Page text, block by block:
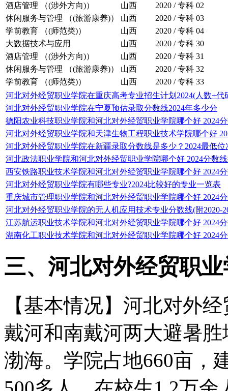
酒店管理 （(涉外方向)）
山西 2020 / 专科 02
休闲服务与管理 （(旅游康养)）
山西 2020 / 专科 03
学前教育 （(师范类)）
山西 2020 / 专科 04
大数据技术与应用
山西 2020 / 专科 30
酒店管理 （(涉外方向)）
山西 2020 / 专科 31
休闲服务与管理 （(旅游康养)）
山西 2020 / 专科 32
学前教育 （(师范类)）
山西 2020 / 专科 33
河北对外经贸职业学院在重庆高考专业招生计划2024(人数+代
河北对外经贸职业学院在宁夏预估录取分数线2024年多少分
德阳农业科技职业学院和河北对外经贸职业学院哪个好 2024
河北对外经贸职业学院和天津生物工程职业技术学院哪个好
河北对外经贸职业学院在新疆录取分数线是多少？2024最低位
河北政法职业学院和河北对外经贸职业学院哪个好 2024分数
西安铁路职业技术学院和河北对外经贸职业学院哪个好 2024
河北对外经贸职业学院有哪些专业?2024比较好的专业一览表
重庆城市管理职业学院和河北对外经贸职业学院哪个好 2024
河北对外经贸职业学院的无人机应用技术专业分数线(附2020-
江苏航运职业技术学院和河北对外经贸职业学院哪个好 2024
湖南化工职业技术学院和河北对外经贸职业学院哪个好 2024
三、河北对外经贸职
【基本情况】河北对外
戴河和南戴河两大避暑
渤海。学院占地660亩，